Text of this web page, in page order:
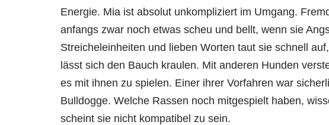
Energie. Mia ist absolut unkompliziert im Umgang.
anfangs zwar noch etwas scheu und bellt, wenn sie
Streicheleinheiten und lieben Worten taut sie schnell
lässt sich den Bauch kraulen. Mit anderen Hunden
es mit ihnen zu spielen. Einer ihrer Vorfahren war
Bulldogge. Welche Rassen noch mitgespielt haben,
scheint sie nicht kompatibel zu sein.